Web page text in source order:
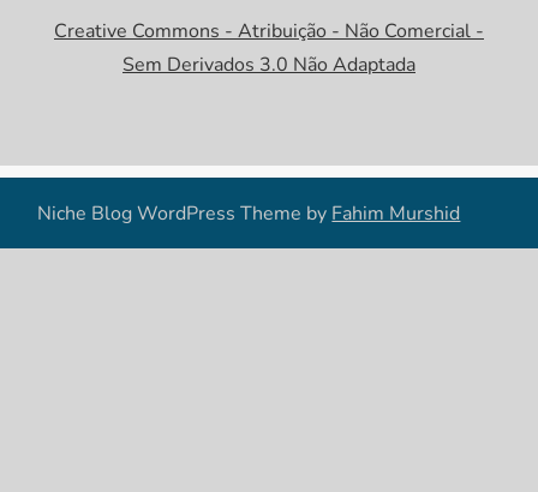
Creative Commons - Atribuição - Não Comercial -
Sem Derivados 3.0 Não Adaptada
Niche Blog WordPress Theme byFahim Murshid